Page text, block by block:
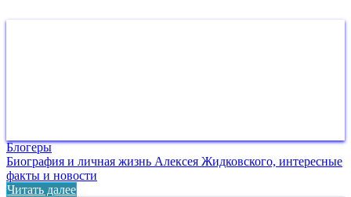
Блогеры
Биография и личная жизнь Алексея Жидковского, интересные
факты и новости
Читать далее